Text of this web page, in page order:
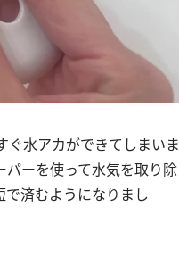
ぐ水アカができてしまいま
ーを使って水気を取り除
済むようになりまし